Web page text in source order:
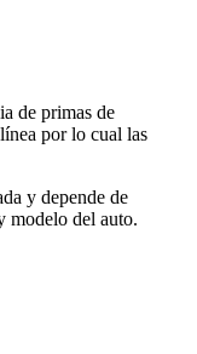
de primas de
por lo cual las
y depende de
modelo del auto.